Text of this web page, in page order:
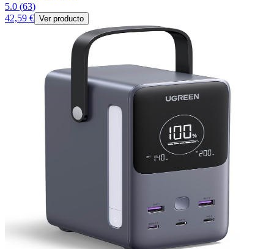
5.0 (63)
42,59 € Ver producto